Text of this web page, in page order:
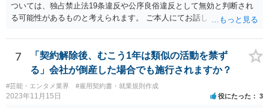
ついては、独占禁止法19条違反や公序良俗違反として無効と判断され
る可能性があるものと考えられます。 ご本人にてお話しを進められる
で、弁護士を通じて交渉することも選択肢として取り得るかと思われ
ます。
7
「契約解除後、むこう1年は類似の活動を禁ず
る」会社が倒産した場合でも施行されますか？
#芸能・エンタメ業界 #雇用契約書・就業規則作成
2023年11月15日 役にたった 3